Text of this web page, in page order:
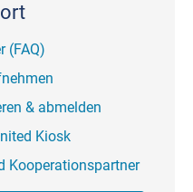
(FAQ)
& abmelden
Kiosk
Kooperationspartner